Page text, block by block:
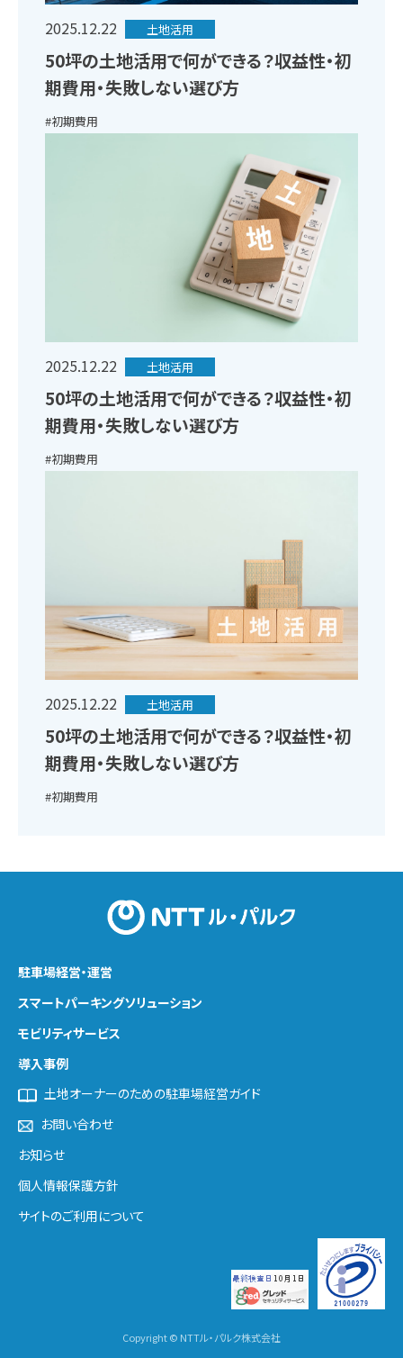
2025.12.22 土地活用
50坪の土地活用で何ができる？収益性・初
期費用・失敗しない選び方
#初期費用
2025.12.22 土地活用
50坪の土地活用で何ができる？収益性・初
期費用・失敗しない選び方
#初期費用
2025.12.22 土地活用
50坪の土地活用で何ができる？収益性・初
期費用・失敗しない選び方
#初期費用
駐車場経営・運営
スマートパーキングソリューション
モビリティサービス
導入事例
土地オーナーのための駐車場経営ガイド
お問い合わせ
お知らせ
個人情報保護方針
サイトのご利用について
Copyright © NTTル・パルク株式会社